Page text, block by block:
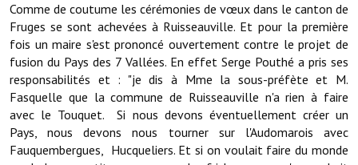
Procès verbaux des conseils municipaux
Communication
Le bulletin municipal : Fressinfo & Le Fressinois
Toutes les publications
Le village dans l'intercommunalité
Comme de coutume les cérémonies de vœux dans le canton de
Fruges se sont achevées à Ruisseauville. Et pour la première
fois un maire s'est prononcé ouvertement contre le projet de
fusion du Pays des 7 Vallées. En effet Serge Pouthé a pris ses
responsabilités et : "je dis à Mme la sous-préfète et M.
Fasquelle que la commune de Ruisseauville n'a rien à faire
avec le Touquet. Si nous devons éventuellement créer un
Pays, nous devons nous tourner sur l'Audomarois avec
Fauquembergues, Hucqueliers. Et si on voulait faire du monde